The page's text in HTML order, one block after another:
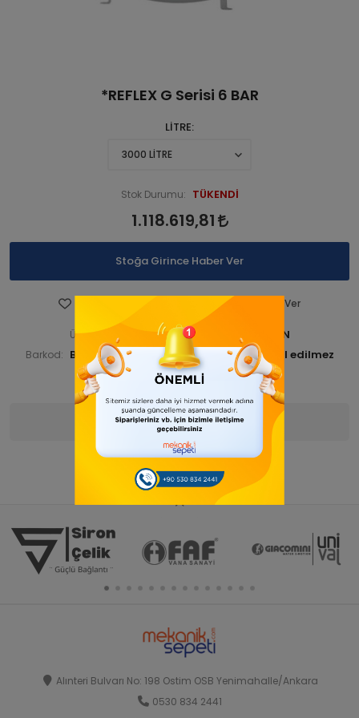
*REFLEX G Serisi 6 BAR
LİTRE
Stok Durumu: TÜKENDİ
1.118.619,81
Stoğa Girince Haber Ver
Fiyatı Düşünce Haber Ver
Ürün Kodu: BUDKAZGEN 000015-ANA URN
Barkod: BUDKAZGEN000023 İade Bilgisi:
Ürün Bilgisi Yorumlar
Alınteri Bulvarı No: 198 Ostim OSB Yenimahalle/Ankara
0530 834 2441